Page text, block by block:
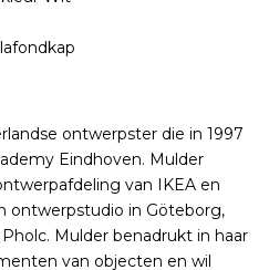
ontwerpster die in 1997
Eindhoven. Mulder
van IKEA en
ontwerpstudio in Göteborg,
Mulder benadrukt in haar
van objecten en wil